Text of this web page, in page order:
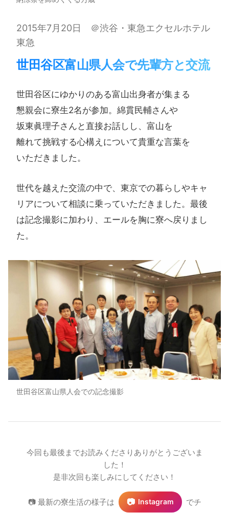
2015年7月20日 ＠渋谷・東急エクセルホテル
東急
世田谷区富山県人会で​先輩方と​交流
世田谷区に​ゆかりの​ある​富山出身者が​集まる​
懇親会に​寮生2名が​参加。​綿貫民輔さんや​
坂東眞理子さんと​直接​お話しし、​富山を​
離れて挑戦する​心構えに​ついて​貴重な​言葉を​
いただきました。
世代を越えた交流の中で、東京での暮らしやキャ
リアについて相談に乗っていただきました。最後
は記念撮影に加わり、エールを胸に寮へ戻りまし
た。
世田谷区富山県人会での記念撮影
今回も最後までお読みくださりありがとうございま
した！
是非次回も楽しみにしてください！
📷 最新の寮生活の様子は 📷 Instagram でチ